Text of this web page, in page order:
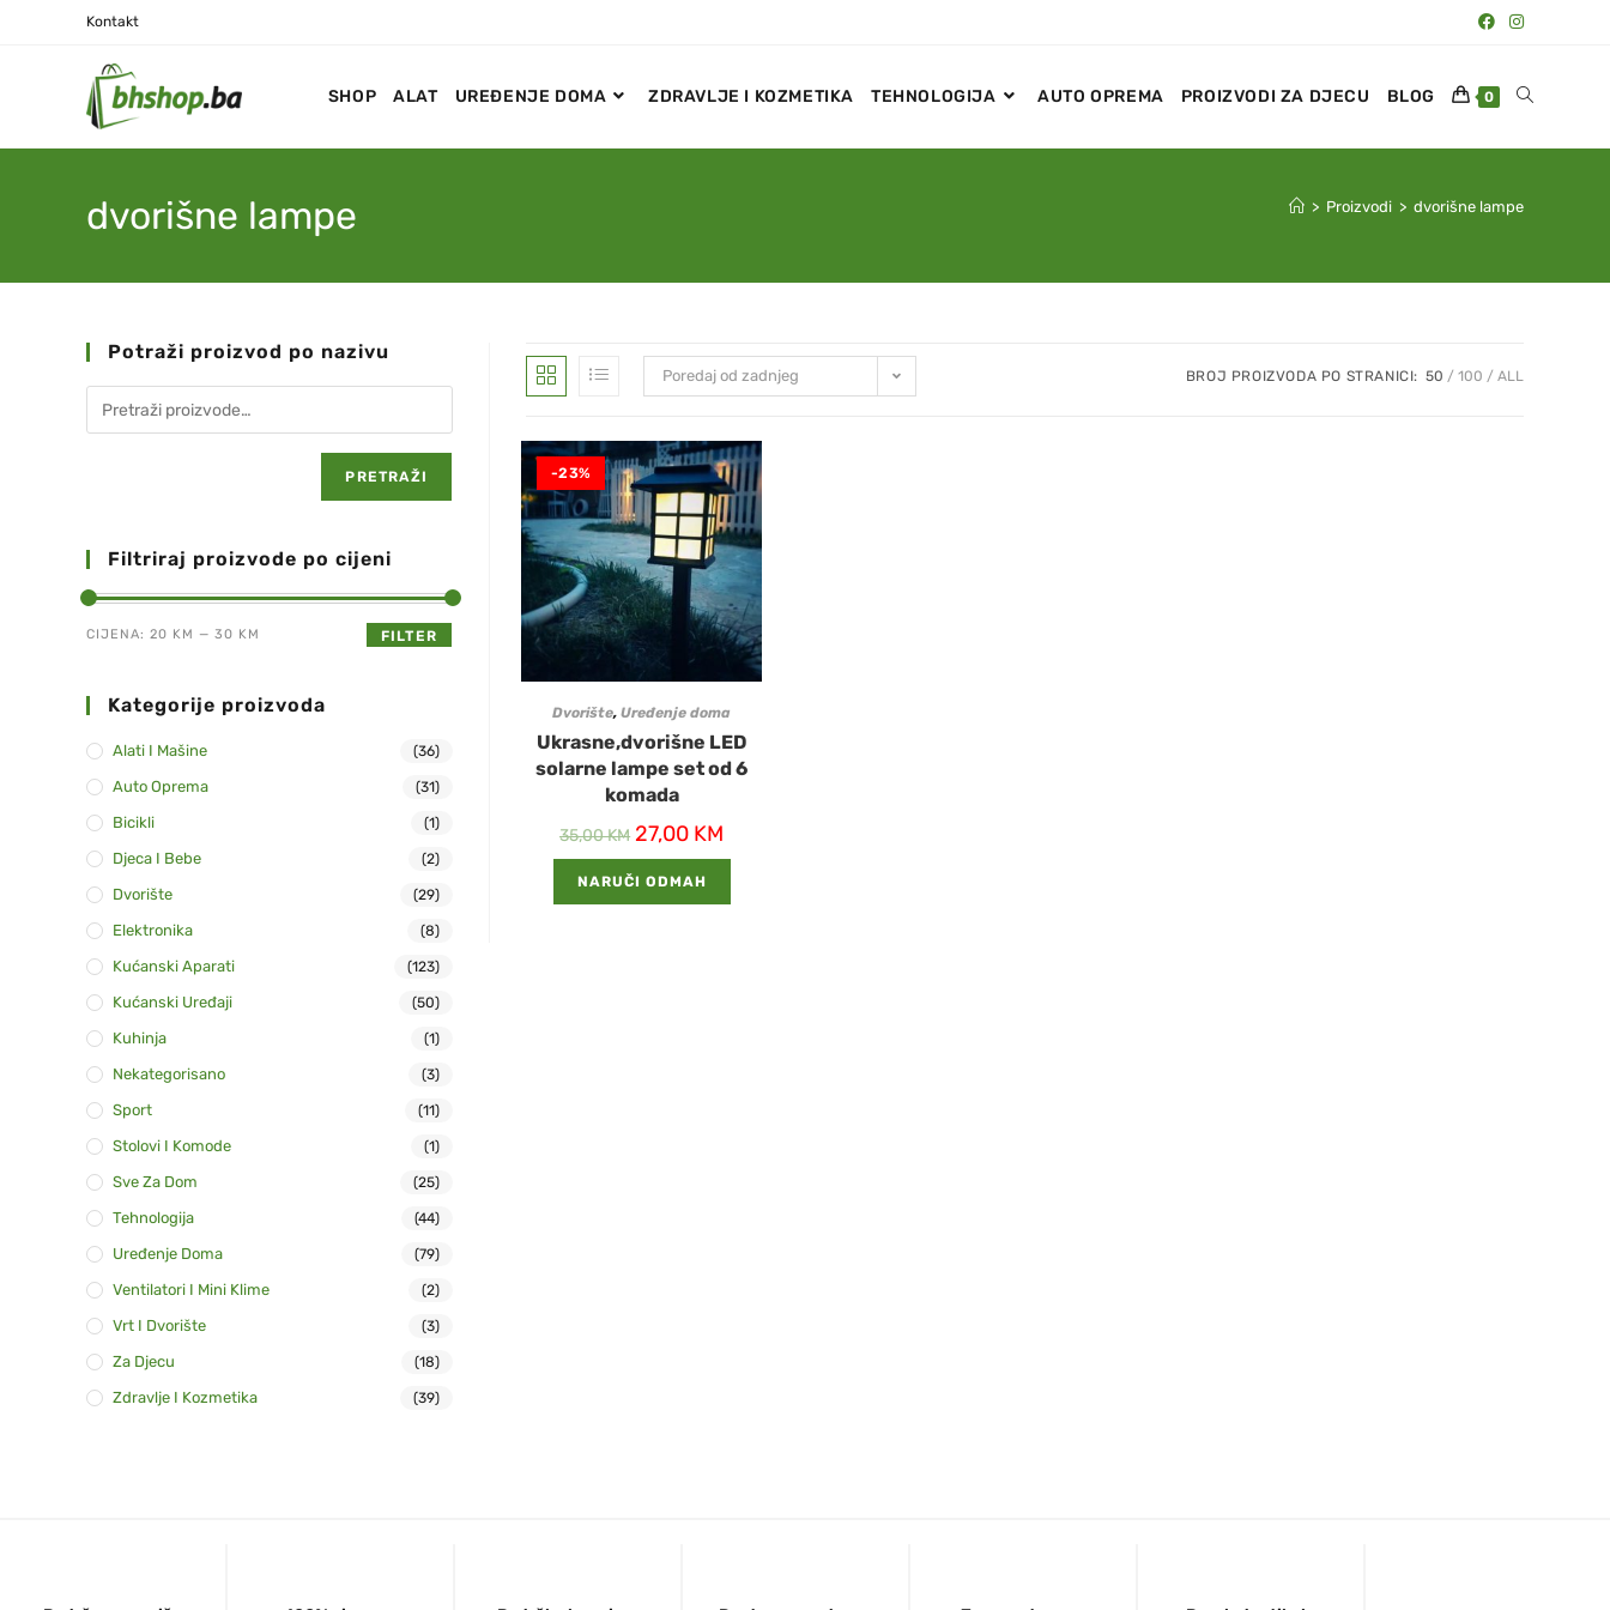
Kontakt
SHOP ALAT UREĐENJE DOMA ZDRAVLJE I KOZMETIKA TEHNOLOGIJA AUTO OPREMA PROIZVODI ZA DJECU BLOG 0
dvorišne lampe > Proizvodi > dvorišne lampe
Poredaj od zadnjeg BROJ PROIZVODA PO STRANICI: 50 100 ALL
-23%
Dvorište,Uređenje doma
Ukrasne,dvorišne LED
solarne lampe set od 6
komada
35,00KM 27,00 KM
NARUČI ODMAH
Potraži proizvod po nazivu
PRETRAŽI
Filtriraj proizvode po cijeni
FILTER
CIJENA: 20 KM — 30 KM
Kategorije proizvoda
Alati I Mašine (36)
Auto Oprema (31)
Bicikli (1)
Djeca I Bebe (2)
Dvorište (29)
Elektronika (8)
Kućanski Aparati (123)
Kućanski Uređaji (50)
Kuhinja (1)
Nekategorisano (3)
Sport (11)
Stolovi I Komode (1)
Sve Za Dom (25)
Tehnologija (44)
Uređenje Doma (79)
Ventilatori I Mini Klime (2)
Vrt I Dvorište (3)
Za Djecu (18)
Zdravlje I Kozmetika (39)